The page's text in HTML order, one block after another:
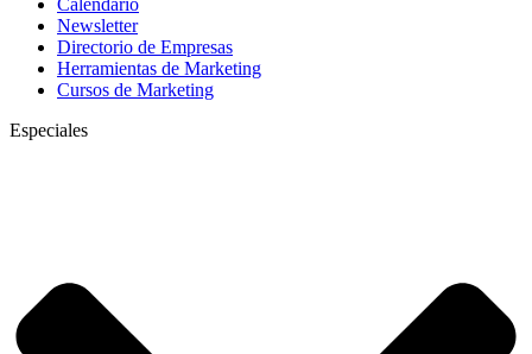
Calendario
Newsletter
Directorio de Empresas
Herramientas de Marketing
Cursos de Marketing
Especiales